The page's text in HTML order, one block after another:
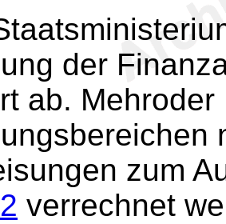
der
ab.
zum
verrechnet